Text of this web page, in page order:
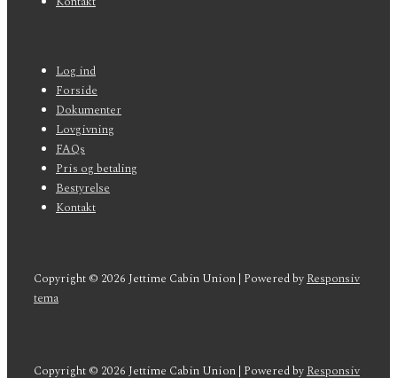
Sidefods-
menu
Log ind
Forside
Dokumenter
Lovgivning
FAQs
Pris og betaling
Bestyrelse
Kontakt
Copyright © 2026 Jettime Cabin Union | Powered by Responsiv
tema
Copyright © 2026 Jettime Cabin Union | Powered by Responsiv